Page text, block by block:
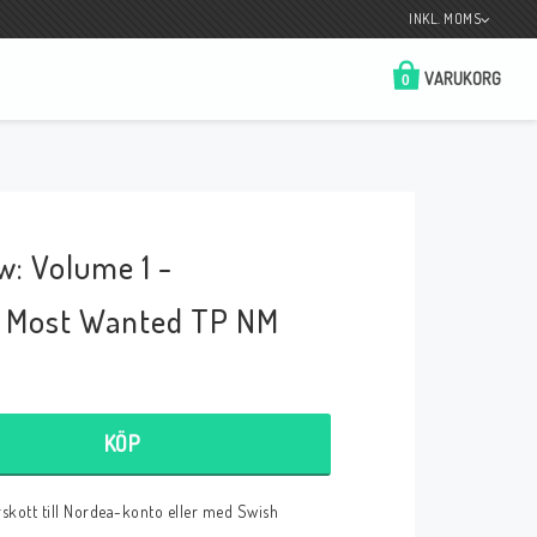
INKL. MOMS
VARUKORG
0
Betala enkelt i förskott till konto i Nordea
eller med Swish.
Volume 1 -
Most Wanted TP NM
KÖP
till Nordea-konto eller med Swish